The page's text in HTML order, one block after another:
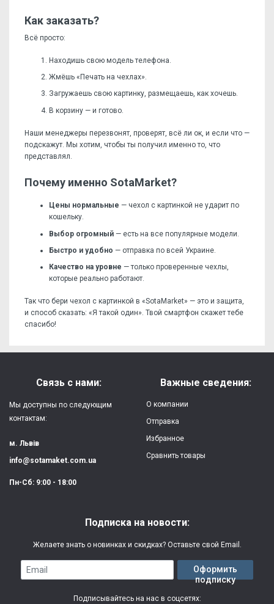
Как заказать?
Всё просто:
Находишь свою модель телефона.
Жмёшь «Печать на чехлах».
Загружаешь свою картинку, размещаешь, как хочешь.
В корзину — и готово.
Наши менеджеры перезвонят, проверят, всё ли ок, и если что —
подскажут. Мы хотим, чтобы ты получил именно то, что
представлял.
Почему именно SotaMarket?
Цены нормальные — чехол с картинкой не ударит по
кошельку.
Выбор огромный — есть на все популярные модели.
Быстро и удобно — отправка по всей Украине.
Качество на уровне — только проверенные чехлы,
которые реально работают.
Так что бери чехол с картинкой в «SotaMarket» — это и защита,
и способ сказать: «Я такой один». Твой смартфон скажет тебе
спасибо!
Связь с нами:
Мы доступны по следующим
контактам:
м. Львів
info@sotamaket.com.ua
Пн-Сб: 9:00 - 18:00
Важные сведения:
О компании
Отправка
Избранное
Сравнить товары
Подписка на новости:
Желаете знать о новинках и скидках? Оставьте свой Email.
Email
Оформить
подписку
Подписывайтесь на нас в соцсетях: